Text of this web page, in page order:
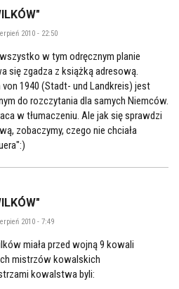
2010 - 22:50
w tym odręcznym planie
się zgadza z książką adresową.
1940 (Stadt- und Landkreis) jest
do rozczytania dla samych Niemców.
w tłumaczeniu. Ale jak się sprawdzi
zobaczymy, czego nie chciała
2010 - 7:49
miała przed wojną 9 kowali
mistrzów kowalskich
kowalstwa byli: